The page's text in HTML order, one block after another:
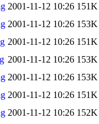
2001-11-12 10:26 151K
2001-11-12 10:26 153K
2001-11-12 10:26 151K
2001-11-12 10:26 153K
2001-11-12 10:26 153K
2001-11-12 10:26 151K
2001-11-12 10:26 152K